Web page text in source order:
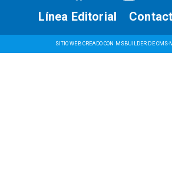
SITIO WEB CREADO CON MSBUILDER DE CMS-
Línea Editorial